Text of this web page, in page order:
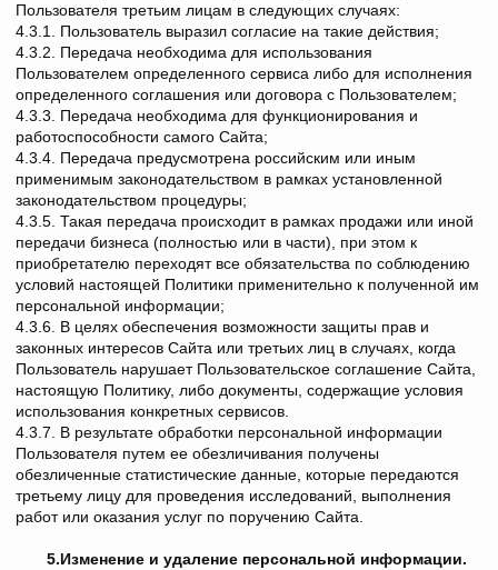
Пользователя третьим лицам в следующих случаях:
4.3.1. Пользователь выразил согласие на такие действия;
4.3.2. Передача необходима для использования
Пользователем определенного сервиса либо для исполнения
определенного соглашения или договора с Пользователем;
4.3.3. Передача необходима для функционирования и
работоспособности самого Сайта;
4.3.4. Передача предусмотрена российским или иным
применимым законодательством в рамках установленной
законодательством процедуры;
4.3.5. Такая передача происходит в рамках продажи или иной
передачи бизнеса (полностью или в части), при этом к
приобретателю переходят все обязательства по соблюдению
условий настоящей Политики применительно к полученной им
персональной информации;
4.3.6. В целях обеспечения возможности защиты прав и
законных интересов Сайта или третьих лиц в случаях, когда
Пользователь нарушает Пользовательское соглашение Сайта,
настоящую Политику, либо документы, содержащие условия
использования конкретных сервисов.
4.3.7. В результате обработки персональной информации
Пользователя путем ее обезличивания получены
обезличенные статистические данные, которые передаются
третьему лицу для проведения исследований, выполнения
работ или оказания услуг по поручению Сайта.
5.Изменение и удаление персональной информации.